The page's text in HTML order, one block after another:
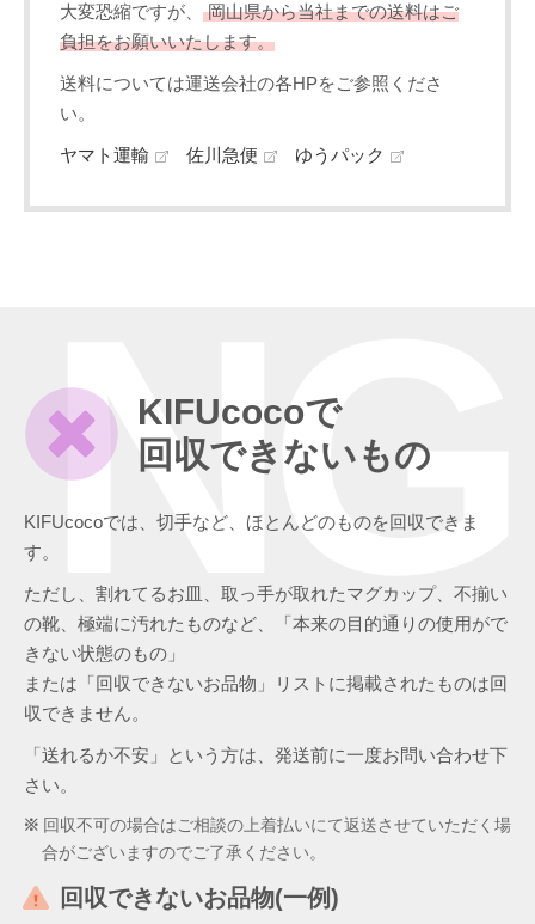
大変恐縮ですが、 岡山県から当社までの送料はご
負担をお願いいたします。
送料については運送会社の各HPをご参照くださ
い。
ヤマト運輸 佐川急便 ゆうパック
KIFUcocoで
回収できないもの
KIFUcocoでは、切手など、ほとんどのものを回収できま
す。
ただし、割れてるお皿、取っ手が取れたマグカップ、不揃い
の靴、極端に汚れたものなど、「本来の目的通りの使用がで
きない状態のもの」
または「回収できないお品物」リストに掲載されたものは回
収できません。
「送れるか不安」という方は、発送前に一度お問い合わせ下
さい。
回収不可の場合はご相談の上着払いにて返送させていただく場
合がございますのでご了承ください。
回収できないお品物(一例)
NG